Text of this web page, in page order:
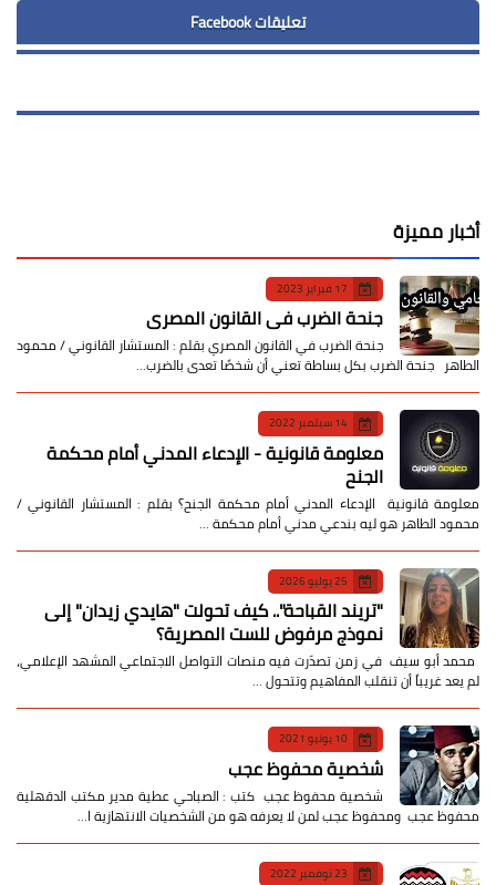
تعليقات Facebook
أخبار مميزة
17 فبراير 2023
جنحة الضرب في القانون المصري
جنحة الضرب في القانون المصري بقلم : المستشار القانوني / محمود
الطاهر جنحة الضرب بكل بساطة تعني أن شخصًا تعدى بالضرب…
14 سبتمبر 2022
معلومة قانونية - الإدعاء المدني أمام محكمة
الجنح
معلومة قانونية الإدعاء المدني أمام محكمة الجنح؟ بقلم : المستشار القانوني /
محمود الطاهر هو ليه بندعي مدني أمام محكمة …
25 يوليو 2026
​"تريند القباحة".. كيف تحولت "هايدي زيدان" إلى
نموذج مرفوض للست المصرية؟
​ محمد أبو سيف ​في زمن تصدّرت فيه منصات التواصل الاجتماعي المشهد الإعلامي،
لم يعد غريباً أن تنقلب المفاهيم وتتحول …
10 يونيو 2021
شخصية محفوظ عجب
شخصية محفوظ عجب كتب : الصباحي عطية مدير مكتب الدقهلية
محفوظ عجب ومحفوظ عجب لمن لا يعرفه هو من الشخصيات الانتهازية ا…
23 نوفمبر 2022